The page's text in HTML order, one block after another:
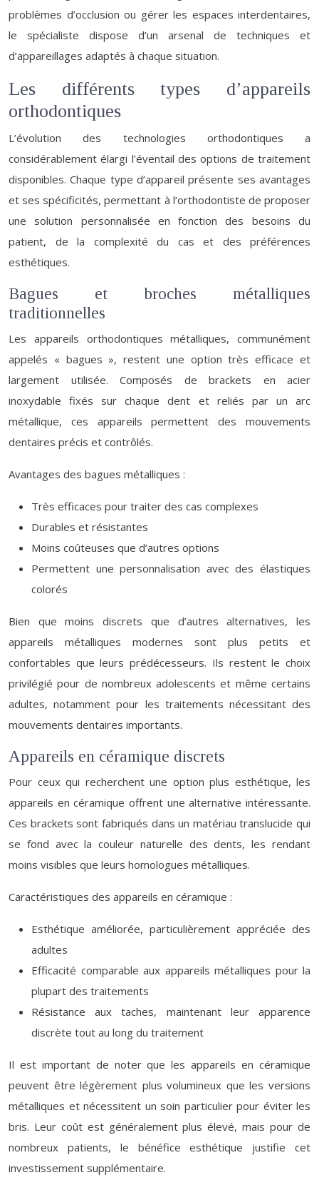
problèmes d’occlusion ou gérer les espaces interdentaires,
le spécialiste dispose d’un arsenal de techniques et
d’appareillages adaptés à chaque situation.
Les différents types d’appareils
orthodontiques
L’évolution des technologies orthodontiques a
considérablement élargi l’éventail des options de traitement
disponibles. Chaque type d’appareil présente ses avantages
et ses spécificités, permettant à l’orthodontiste de proposer
une solution personnalisée en fonction des besoins du
patient, de la complexité du cas et des préférences
esthétiques.
Bagues et broches métalliques
traditionnelles
Les appareils orthodontiques métalliques, communément
appelés « bagues », restent une option très efficace et
largement utilisée. Composés de brackets en acier
inoxydable fixés sur chaque dent et reliés par un arc
métallique, ces appareils permettent des mouvements
dentaires précis et contrôlés.
Avantages des bagues métalliques :
Très efficaces pour traiter des cas complexes
Durables et résistantes
Moins coûteuses que d’autres options
Permettent une personnalisation avec des élastiques
colorés
Bien que moins discrets que d’autres alternatives, les
appareils métalliques modernes sont plus petits et
confortables que leurs prédécesseurs. Ils restent le choix
privilégié pour de nombreux adolescents et même certains
adultes, notamment pour les traitements nécessitant des
mouvements dentaires importants.
Appareils en céramique discrets
Pour ceux qui recherchent une option plus esthétique, les
appareils en céramique offrent une alternative intéressante.
Ces brackets sont fabriqués dans un matériau translucide qui
se fond avec la couleur naturelle des dents, les rendant
moins visibles que leurs homologues métalliques.
Caractéristiques des appareils en céramique :
Esthétique améliorée, particulièrement appréciée des
adultes
Efficacité comparable aux appareils métalliques pour la
plupart des traitements
Résistance aux taches, maintenant leur apparence
discrète tout au long du traitement
Il est important de noter que les appareils en céramique
peuvent être légèrement plus volumineux que les versions
métalliques et nécessitent un soin particulier pour éviter les
bris. Leur coût est généralement plus élevé, mais pour de
nombreux patients, le bénéfice esthétique justifie cet
investissement supplémentaire.